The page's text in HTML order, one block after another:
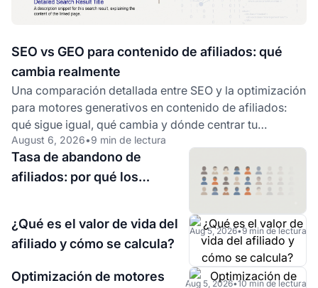
SEO vs GEO para contenido de afiliados: qué
cambia realmente
Una comparación detallada entre SEO y la optimización
para motores generativos en contenido de afiliados:
qué sigue igual, qué cambia y dónde centrar tu
esfuerzo primero.
August 6, 2026•9 min de lectura
Tasa de abandono de
afiliados: por qué los
inactivos y las señales de
alerta a observar
Aug 5, 2026•9 min de lectura
¿Qué es el valor de vida del
afiliado y cómo se calcula?
Aug 5, 2026•10 min de lectura
Optimización de motores